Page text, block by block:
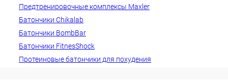
Предтренировочные комплексы Maxler
Батончики Chikalab
Батончики BombBar
Батончики FitnesShock
Протеиновые батончики для похудения